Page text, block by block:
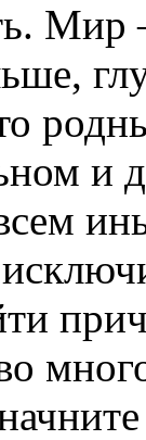
Мир
и